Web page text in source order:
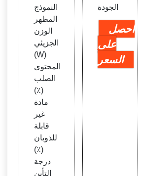
النموذج
المظهر
الوزن
الجزيئي
(W)
المحتوى
الصلب
(٪)
مادة
غير
قابلة
للذوبان
(٪)
درجة
التأين
الجودة
احصل
على
السعر